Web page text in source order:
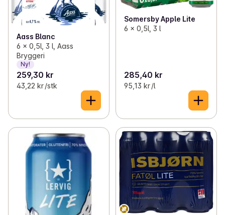
Aass Blanc
6 x 0,5l, 3 l, Aass
Bryggeri
Ny!
259,30 kr
43,22 kr /stk
Somersby Apple Lite
6 x 0,5l, 3 l
285,40 kr
95,13 kr /l